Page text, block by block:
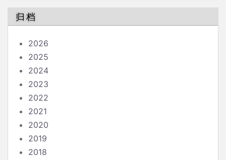
归档
2026
2025
2024
2023
2022
2021
2020
2019
2018